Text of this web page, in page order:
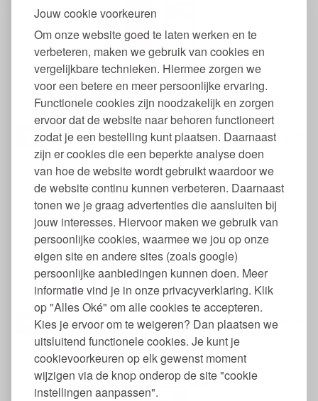
Jouw cookie voorkeuren
Om onze website goed te laten werken en te
verbeteren, maken we gebruik van cookies en
vergelijkbare technieken. Hiermee zorgen we
voor een betere en meer persoonlijke ervaring.
Functionele cookies zijn noodzakelijk en zorgen
ervoor dat de website naar behoren functioneert
zodat je een bestelling kunt plaatsen. Daarnaast
zijn er cookies die een beperkte analyse doen
van hoe de website wordt gebruikt waardoor we
de website continu kunnen verbeteren. Daarnaast
tonen we je graag advertenties die aansluiten bij
jouw interesses. Hiervoor maken we gebruik van
persoonlijke cookies, waarmee we jou op onze
eigen site en andere sites (zoals google)
persoonlijke aanbiedingen kunnen doen. Meer
informatie vind je in onze privacyverklaring. Klik
op "Alles Oké" om alle cookies te accepteren.
Kies je ervoor om te weigeren? Dan plaatsen we
uitsluitend functionele cookies. Je kunt je
cookievoorkeuren op elk gewenst moment
wijzigen via de knop onderop de site "cookie
instellingen aanpassen".
Sunly Plasticvrije Getinte Zonnebrand Gezicht SPF30 Nano-vrij
Parfumvrij
€23,
Sunly Zonnebrand Gezicht Gevoelige Huid SPF30 Parfumvrij
Nano-vrij Plasticvrij
€17,